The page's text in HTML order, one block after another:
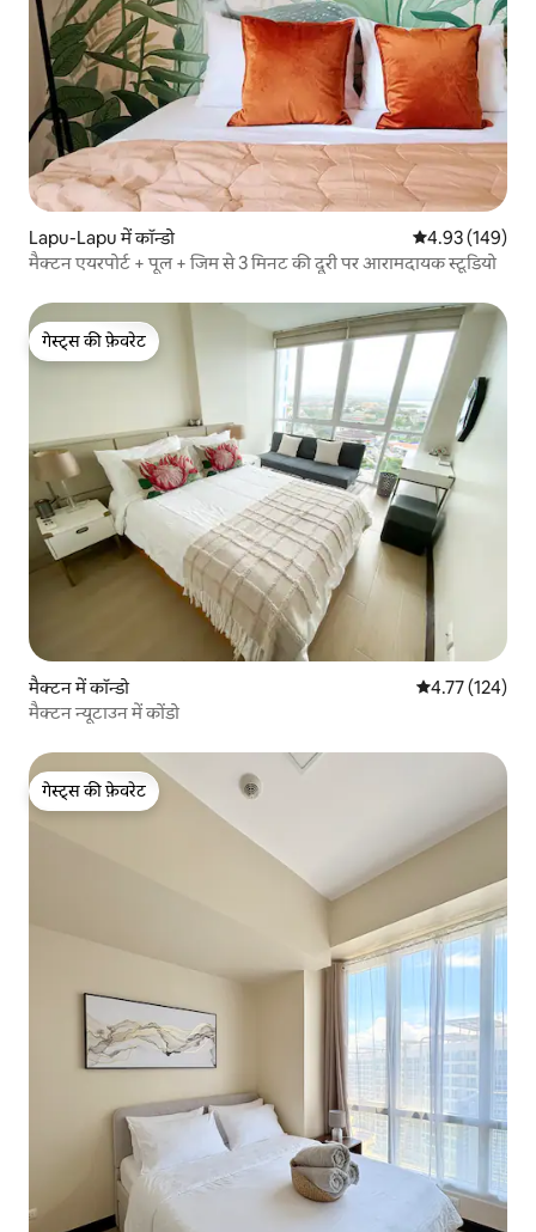
Lapu-Lapu में कॉन्डो औसत रेटिंग 5 में से
4.93 (149)
मैक्टन एयरपोर्ट + पूल + जिम से 3 मिनट की दूरी पर आरामदायक स्टूडियो
गेस्ट्स की फ़ेवरेट
गेस्ट्स की फ़ेवरेट
मैक्टन में कॉन्डो औसत रेटिंग 5 में से
4.77 (124)
मैक्टन न्यूटाउन में कोंडो
गेस्ट्स की फ़ेवरेट
गेस्ट्स की फ़ेवरेट